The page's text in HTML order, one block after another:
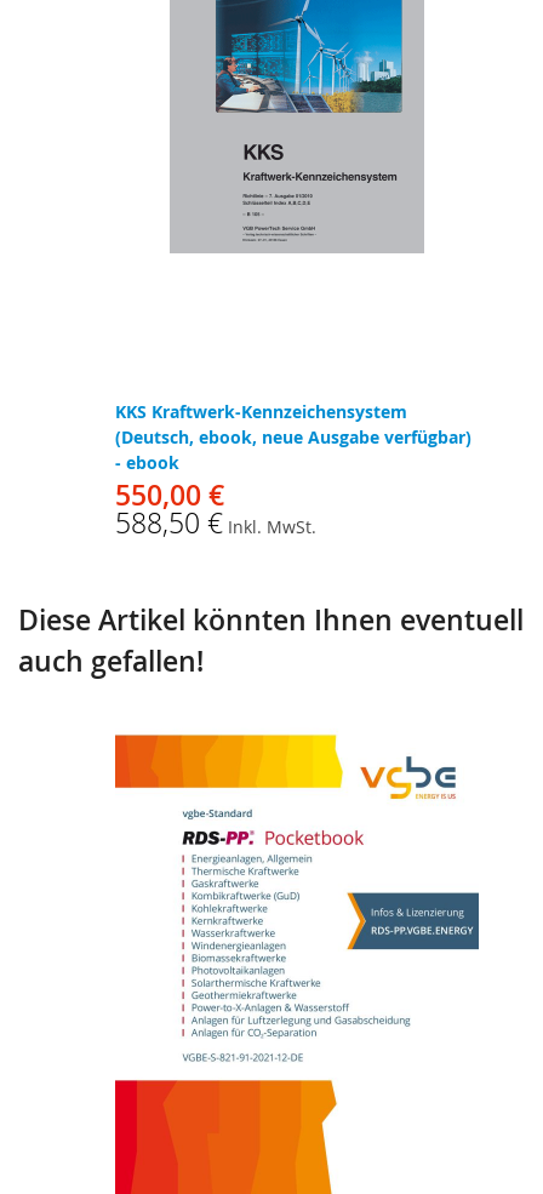
KKS Kraftwerk-Kennzeichensystem
(Deutsch, ebook, neue Ausgabe verfügbar)
- ebook
550,00 €
588,50 € Inkl. MwSt.
Diese Artikel könnten Ihnen eventuell
auch gefallen!